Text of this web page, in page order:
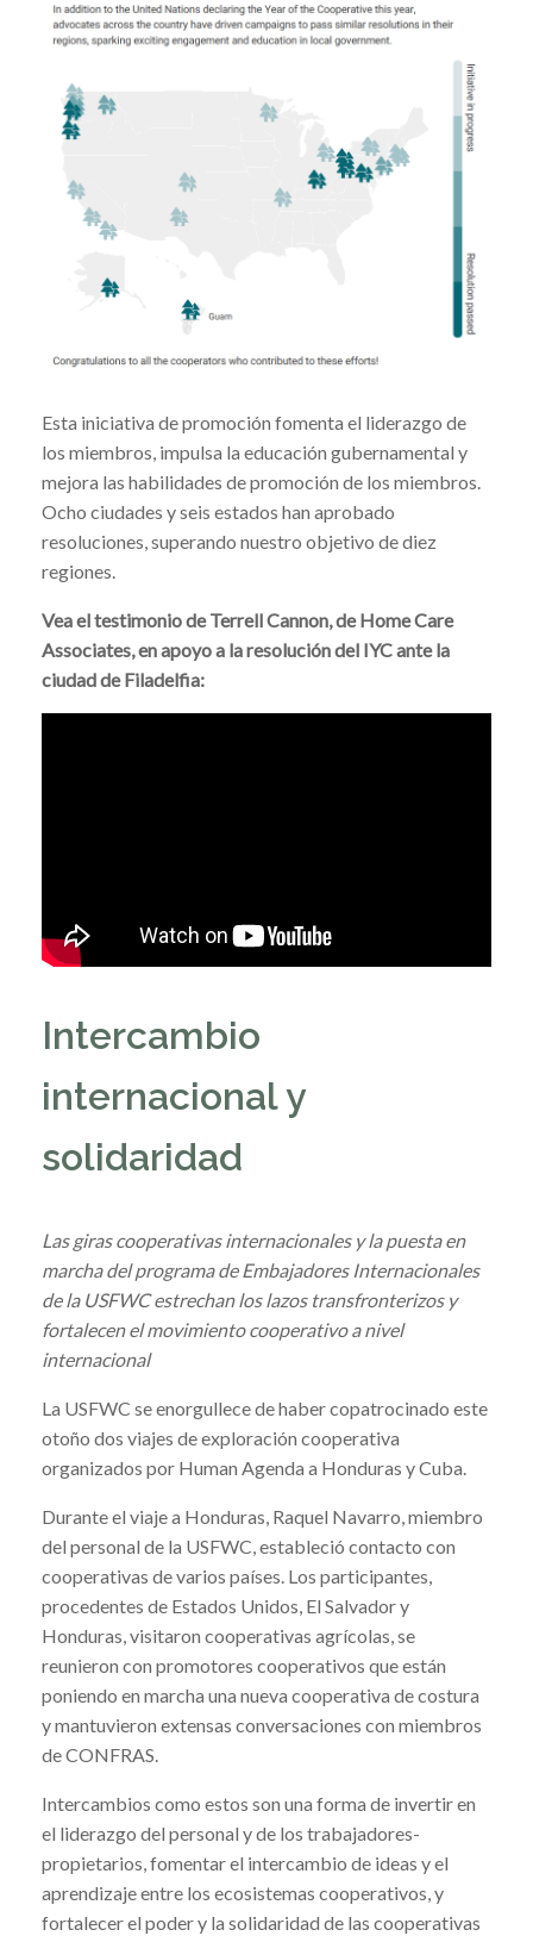
Esta iniciativa de promoción fomenta el liderazgo de
los miembros, impulsa la educación gubernamental y
mejora las habilidades de promoción de los miembros.
Ocho ciudades y seis estados han aprobado
resoluciones, superando nuestro objetivo de diez
regiones.
Vea el testimonio de Terrell Cannon, de Home Care
Associates, en apoyo a la resolución del IYC ante la
ciudad de Filadelfia:
Intercambio
internacional y
solidaridad
Las giras cooperativas internacionales y la puesta en
marcha del programa de Embajadores Internacionales
de la USFWC estrechan los lazos transfronterizos y
fortalecen el movimiento cooperativo a nivel
internacional
La USFWC se enorgullece de haber copatrocinado este
otoño dos viajes de exploración cooperativa
organizados por Human Agenda a Honduras y Cuba.
Durante el viaje a Honduras, Raquel Navarro, miembro
del personal de la USFWC, estableció contacto con
cooperativas de varios países. Los participantes,
procedentes de Estados Unidos, El Salvador y
Honduras, visitaron cooperativas agrícolas, se
reunieron con promotores cooperativos que están
poniendo en marcha una nueva cooperativa de costura
y mantuvieron extensas conversaciones con miembros
de CONFRAS.
Intercambios como estos son una forma de invertir en
el liderazgo del personal y de los trabajadores-
propietarios, fomentar el intercambio de ideas y el
aprendizaje entre los ecosistemas cooperativos, y
fortalecer el poder y la solidaridad de las cooperativas